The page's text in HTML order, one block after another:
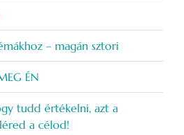
– magán sztori
ÉN
tudd értékelni, azt a
a célod!